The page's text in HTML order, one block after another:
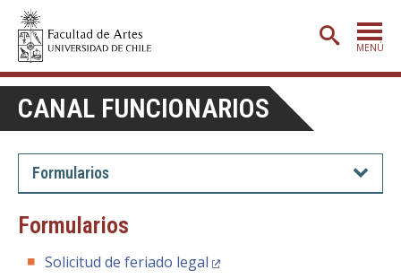
MENÚ
PORTADA
ADMISIÓN
CARRERAS
EXTENSIÓN
CANAL FUNCIONARIOS
Formularios
Formularios
Solicitud de feriado legal